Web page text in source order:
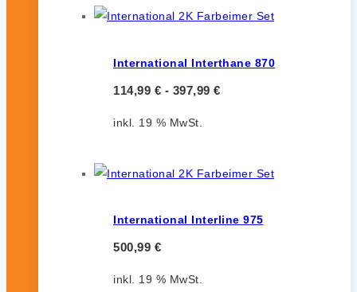
International Interthane 870
114,99 € - 397,99 €
inkl. 19 % MwSt.
International Interline 975
500,99 €
inkl. 19 % MwSt.